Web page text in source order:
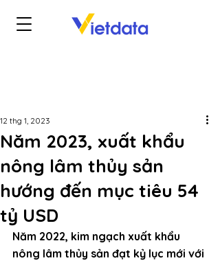
Năm 2023, xuất khẩu
nông lâm thủy sản
hướng đến mục tiêu 54
tỷ USD
12 thg 1, 2023
Năm 2022, kim ngạch xuất khẩu
nông lâm thủy sản đạt kỷ lục mới với